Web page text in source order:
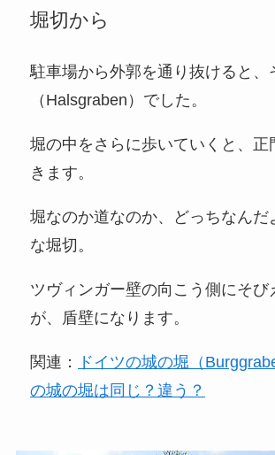
堀切から
駐車場から外郭を通り抜けると、
（Halsgraben）でした。
堀の中をさらに歩いていくと、正
きます。
堀なのか道なのか、どっちなんだ
な堀切。
ツヴィンガー壁の向こう側にそび
が、盾壁になります。
関連：
ドイツの城の堀（
の城の堀は同じ？違う？